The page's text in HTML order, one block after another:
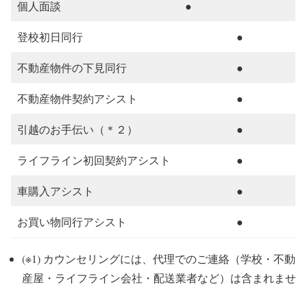
個人面談 ●
登校初日同行 ●
不動産物件の下見同行 ●
不動産物件契約アシスト ●
引越のお手伝い（＊２） ●
ライフライン初回契約アシスト ●
車購入アシスト ●
お買い物同行アシスト ●
(※1) カウンセリングには、代理でのご連絡（学校・不動
産屋・ライフライン会社・配送業者など）は含まれませ